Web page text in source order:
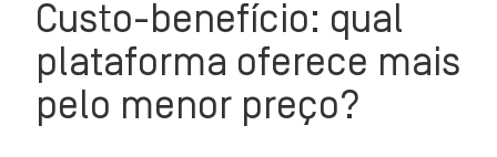
Custo-benefício: qual
plataforma oferece mais
pelo menor preço?